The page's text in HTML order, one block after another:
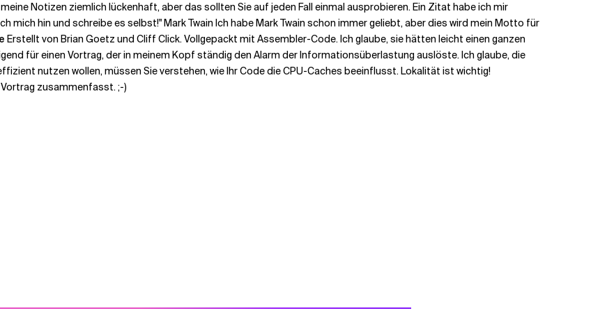
Notizen ziemlich lückenhaft, aber das sollten Sie auf jeden Fall einmal ausprobieren. Ein Zitat habe ich mir
mich hin und schreibe es selbst!" Mark Twain Ich habe Mark Twain schon immer geliebt, aber dies wird mein Motto für
Erstellt von Brian Goetz und Cliff Click. Vollgepackt mit Assembler-Code. Ich glaube, sie hätten leicht einen ganzen
für einen Vortrag, der in meinem Kopf ständig den Alarm der Informationsüberlastung auslöste. Ich glaube, die
nutzen wollen, müssen Sie verstehen, wie Ihr Code die CPU-Caches beeinflusst. Lokalität ist wichtig!
zusammenfasst. ;-)